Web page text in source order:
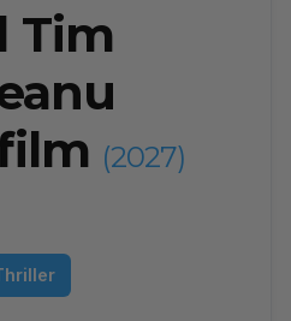
Tim
(2027)